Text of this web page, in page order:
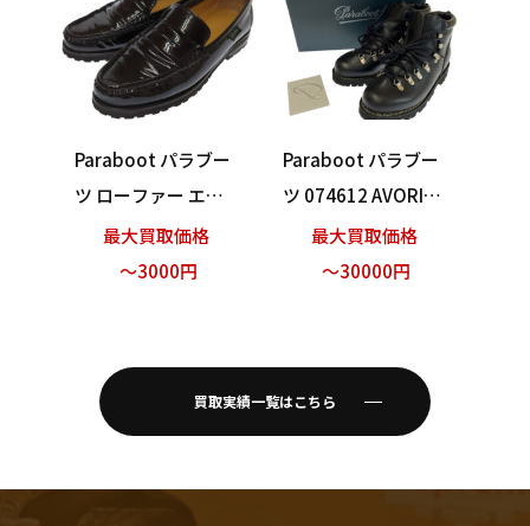
Paraboot パラブー
ツ ローファー エナ
メル ブラック サイ
ズ3.5 買い取りまし
最大買取価格
～3000円
Paraboot パラブー
ツ 074612 AVORIAZ
JANNU マウンテンブ
ーツ ブラック サイ
最大買取価格
～30000円
買取実績一覧はこちら